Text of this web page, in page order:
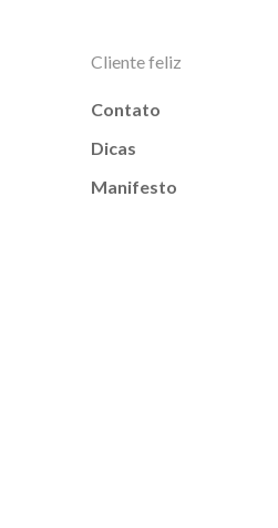
Cliente feliz
Contato
Dicas
Manifesto